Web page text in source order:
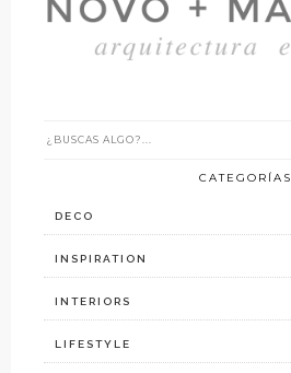
CATEGORÍAS
DECO
INSPIRATION
INTERIORS
LIFESTYLE